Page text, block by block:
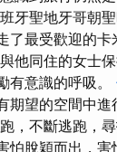
牙聖地牙哥朝
了最受歡迎的
他同住的女士
有意識的呼吸。
期望的空間中進
，不斷逃跑，
怕脫穎而出，